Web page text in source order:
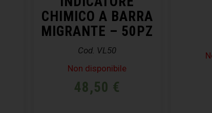
CHIMICO A BARRA
MIGRANTE – 50PZ
Cod. VL50
Non disponibile
48,50 €